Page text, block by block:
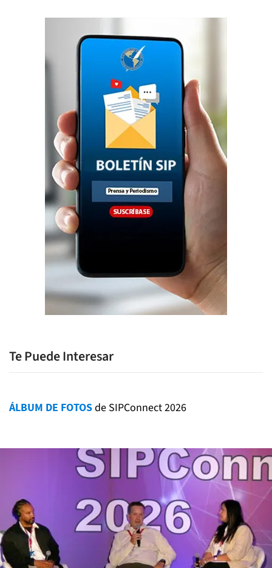
Te Puede Interesar
ÁLBUM DE FOTOSde SIPConnect 2026